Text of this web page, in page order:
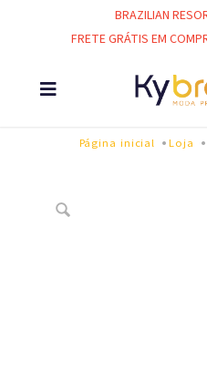
BRAZILIAN
FRETE GRÁTIS EM
Página inicial Loja